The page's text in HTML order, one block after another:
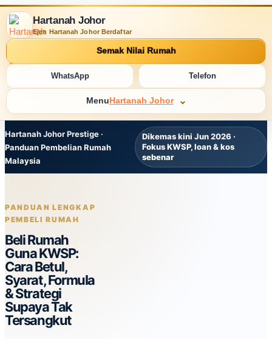
Hartanah Johor
Ejen Hartanah Johor Berdaftar
Semak Nilai Rumah
WhatsApp Telefon
Menu Hartanah Johor
Hartanah Johor Prestige ·
Panduan Pembelian Rumah
Malaysia
Dikemas kini Jun 2026 ·
Fokus KWSP, loan & kos
sebenar
PANDUAN LENGKAP
PEMBELI RUMAH
Beli Rumah
Guna KWSP:
Cara Betul,
Syarat, Formula
& Strategi
Supaya Tak
Tersangkut